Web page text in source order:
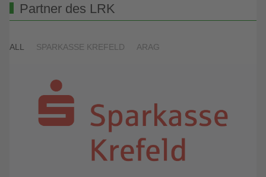
Partner des LRK
ALL SPARKASSE KREFELD ARAG